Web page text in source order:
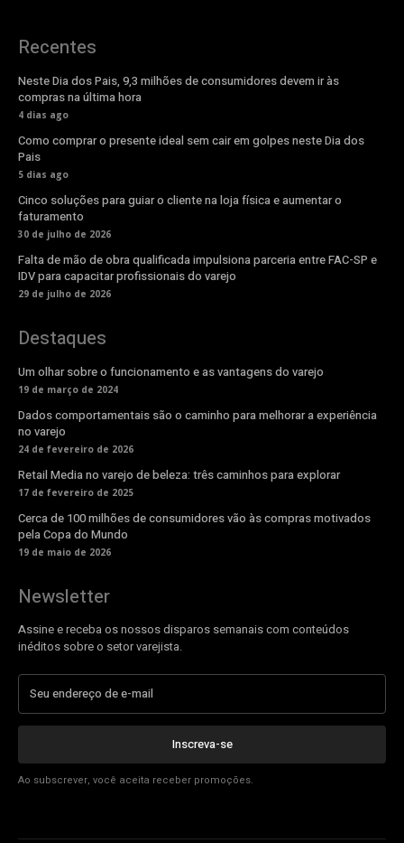
Recentes
Neste Dia dos Pais, 9,3 milhões de consumidores devem ir às
compras na última hora
4 dias ago
Como comprar o presente ideal sem cair em golpes neste Dia dos
Pais
5 dias ago
Cinco soluções para guiar o cliente na loja física e aumentar o
faturamento
30 de julho de 2026
Falta de mão de obra qualificada impulsiona parceria entre FAC-SP e
IDV para capacitar profissionais do varejo
29 de julho de 2026
Destaques
Um olhar sobre o funcionamento e as vantagens do varejo
19 de março de 2024
Dados comportamentais são o caminho para melhorar a experiência
no varejo
24 de fevereiro de 2026
Retail Media no varejo de beleza: três caminhos para explorar
17 de fevereiro de 2025
Cerca de 100 milhões de consumidores vão às compras motivados
pela Copa do Mundo
19 de maio de 2026
Newsletter
Assine e receba os nossos disparos semanais com conteúdos
inéditos sobre o setor varejista.
Inscreva-se
Ao subscrever, você aceita receber promoções.